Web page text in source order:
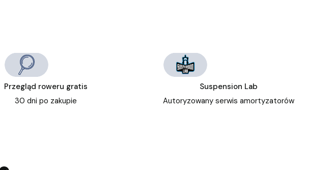
Przegląd roweru gratis
30 dni po zakupie
Suspension Lab
Autoryzowany serwis amortyzatorów